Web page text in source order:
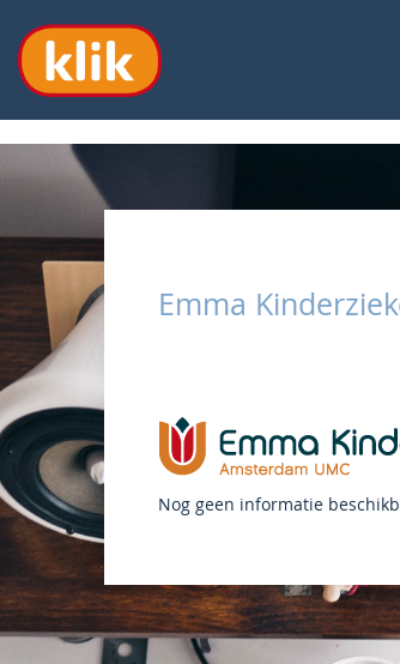
Emma
Nog geen informatie